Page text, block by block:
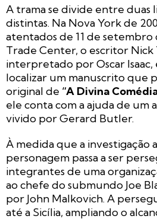
A trama se divide entre duas
distintas. Na Nova York de
atentados de 11 de
Trade Center, o escritor Nick
interpretado por Oscar
localizar um manuscrito que
original de “A Divina
ele conta com a ajuda de um
vivido por Gerard Butler.
À medida que a investigação
personagem passa a ser
integrantes de uma
ao chefe do submundo Joe
por John Malkovich. A
até a Sicília, ampliando o